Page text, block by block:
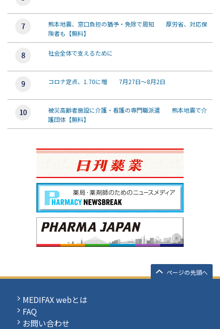
熊本地震、窓口負担の猶予・免除で周知 厚労省、対応保
険者も【無料】
社会全体で支えるために
コロナ定点、1.70に増 7月27日～8月2日
被災高齢者施設に介護・看護の専門職派遣 熊本地震で介
護団体【無料】
ページの先頭へ
MEDIFAX webとは
FAQ
お問い合わせ